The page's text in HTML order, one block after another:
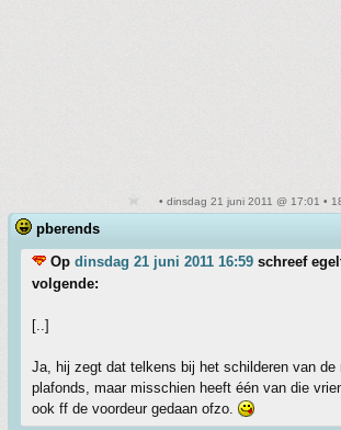
• dinsdag 21 juni 2011 @ 17:01 •
pberends
Op dinsdag 21 juni 2011 16:59 schreef
volgende:
[..]
Ja, hij zegt dat telkens bij het schilderen van de
plafonds, maar misschien heeft één van die
ook ff de voordeur gedaan ofzo.